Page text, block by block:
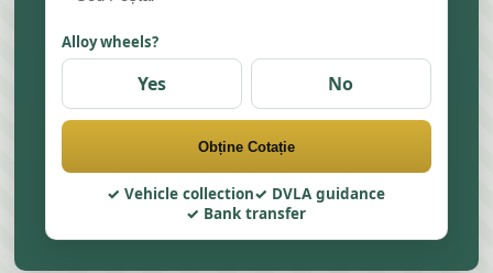
Alloy wheels?
Yes No
Obține Cotație
Vehicle collection
DVLA guidance
Bank transfer